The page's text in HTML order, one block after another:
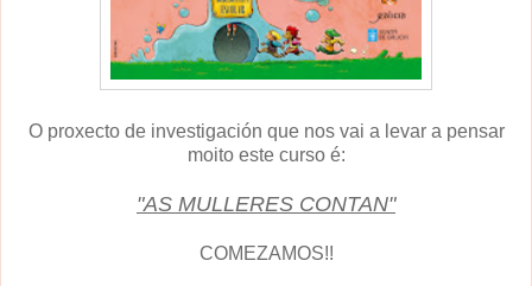
O proxecto de investigación que nos vai a levar a pensar
moito este curso é:
"AS MULLERES CONTAN"
COMEZAMOS!!